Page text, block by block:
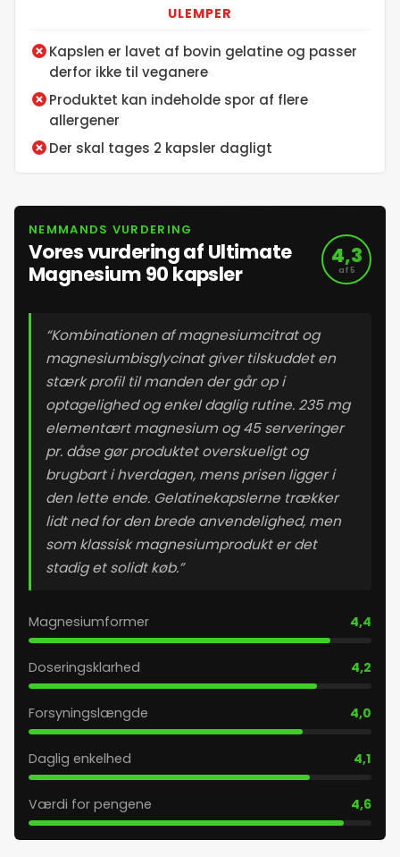
18. maj 2026
19. maj 2026
21. maj 2026
22. maj 2026
23. maj 2026
24. maj 2026
25. maj 2026
26. maj 2026
27. maj 2026
29. maj 2026
31. maj 2026
1. juni 2026
ULEMPER
Kapslen er lavet af bovin gelatine og passer
derfor ikke til veganere
Produktet kan indeholde spor af flere
allergener
Der skal tages 2 kapsler dagligt
NEMMANDS VURDERING
Vores vurdering af Ultimate
Magnesium 90 kapsler
4,3
af 5
“Kombinationen af magnesiumcitrat og
magnesiumbisglycinat giver tilskuddet en
stærk profil til manden der går op i
optagelighed og enkel daglig rutine. 235 mg
elementært magnesium og 45 serveringer
pr. dåse gør produktet overskueligt og
brugbart i hverdagen, mens prisen ligger i
den lette ende. Gelatinekapslerne trækker
lidt ned for den brede anvendelighed, men
som klassisk magnesiumprodukt er det
stadig et solidt køb.”
Magnesiumformer 4,4
Doseringsklarhed 4,2
Forsyningslængde 4,0
Daglig enkelhed 4,1
Værdi for pengene 4,6